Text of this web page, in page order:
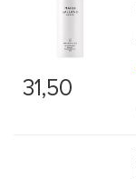
31,50